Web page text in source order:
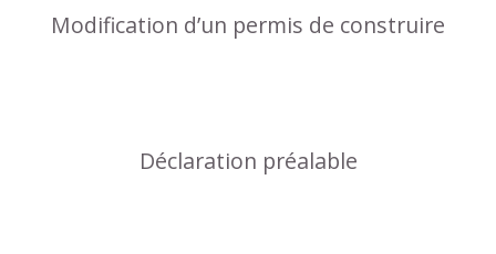
Modification d’un permis de construire
Déclaration préalable